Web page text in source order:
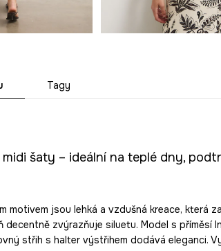
Tagy
šaty – ideální na teplé dny,
motivem jsou lehká a vzdušná kreace, která
decentně zvýrazňuje siluetu. Model s příměsí
střih s halter výstřihem dodává eleganci.